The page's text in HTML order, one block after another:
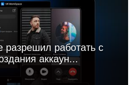
разрешил работать с
аккаун...